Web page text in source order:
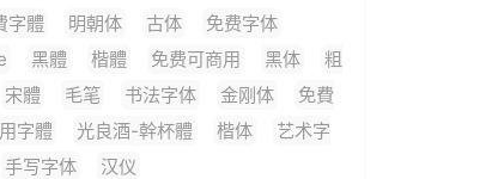
字體 明朝体 古体
免费字体
黑體 楷體 免费可商用 黑体
粗
宋體 毛笔 书法字体 金刚体
免費
字體
光良酒-幹杯體 楷体
艺术字
手写字体 汉仪